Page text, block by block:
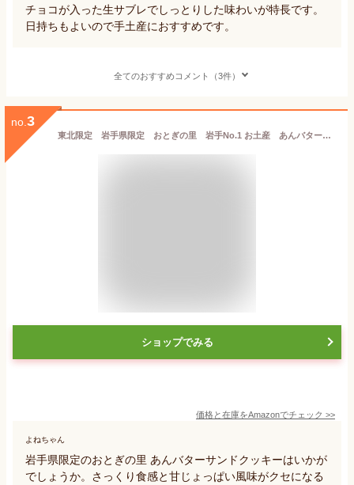
チョコが入った生サブレでしっとりした味わいが特長です。
日持ちもよいので手土産におすすめです。
全てのおすすめコメント（3件）
no. 3
東北限定 岩手県限定 おとぎの里 岩手No.1 お土産 あんバターサンドクッキー 菓子 18個
ショップでみる
価格と在庫をAmazonでチェック >>
よねちゃん
岩手県限定のおとぎの里 あんバターサンドクッキーはいかが
でしょうか。さっくり食感と甘じょっぱい風味がクセになる